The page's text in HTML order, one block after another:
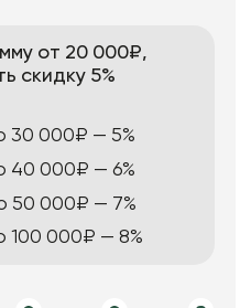
от 20 000₽,
скидку 5%
30 000₽ — 5%
40 000₽ — 6%
50 000₽ — 7%
100 000₽ — 8%